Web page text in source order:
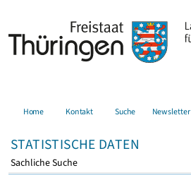
Home Kontakt Suche Newsletter
STATISTISCHE DATEN
Sachliche Suche